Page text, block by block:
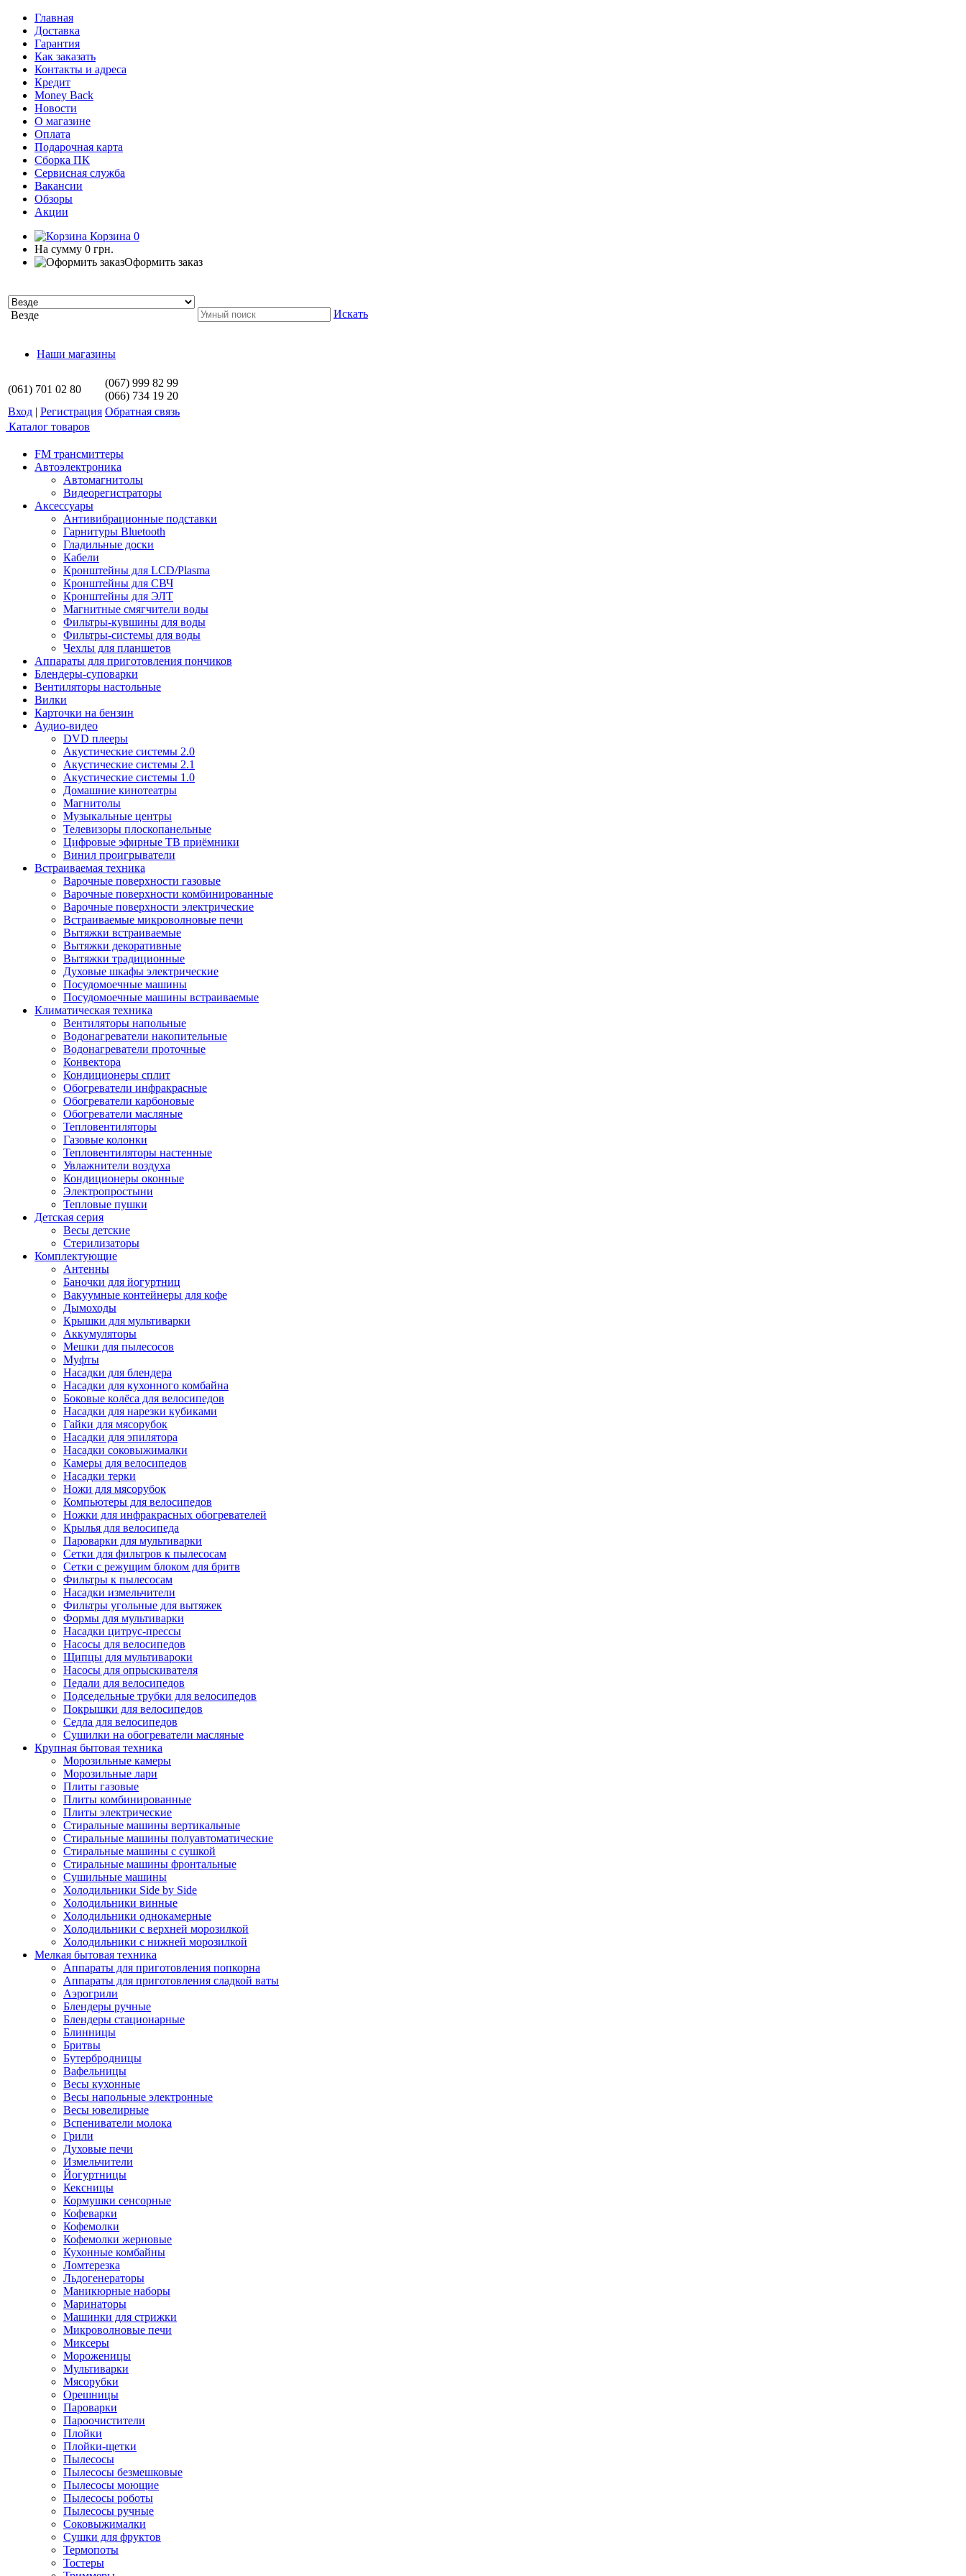
Главная
Доставка
Гарантия
Как заказать
Контакты и адреса
Кредит
Money Back
Новости
О магазине
Оплата
Подарочная карта
Сборка ПК
Сервисная служба
Вакансии
Обзоры
Акции
Корзина 0
На сумму 0 грн.
Оформить заказ
Везде Искать
Наши магазины
(061) 701 02 80
(067) 999 82 99
(066) 734 19 20
Вход | Регистрация Обратная связь
Каталог товаров
FM трансмиттеры
Автоэлектроника
Автомагнитолы
Видеорегистраторы
Аксессуары
Антивибрационные подставки
Гарнитуры Bluetooth
Гладильные доски
Кабели
Кронштейны для LCD/Plasma
Кронштейны для СВЧ
Кронштейны для ЭЛТ
Магнитные смягчители воды
Фильтры-кувшины для воды
Фильтры-системы для воды
Чехлы для планшетов
Аппараты для приготовления пончиков
Блендеры-суповарки
Вентиляторы настольные
Вилки
Карточки на бензин
Аудио-видео
DVD плееры
Акустические системы 2.0
Акустические системы 2.1
Акустические системы 1.0
Домашние кинотеатры
Магнитолы
Музыкальные центры
Телевизоры плоскопанельные
Цифровые эфирные ТВ приёмники
Винил проигрыватели
Встраиваемая техника
Варочные поверхности газовые
Варочные поверхности комбинированные
Варочные поверхности электрические
Встраиваемые микроволновые печи
Вытяжки встраиваемые
Вытяжки декоративные
Вытяжки традиционные
Духовые шкафы электрические
Посудомоечные машины
Посудомоечные машины встраиваемые
Климатическая техника
Вентиляторы напольные
Водонагреватели накопительные
Водонагреватели проточные
Конвектора
Кондиционеры сплит
Обогреватели инфракрасные
Обогреватели карбоновые
Обогреватели масляные
Тепловентиляторы
Газовые колонки
Тепловентиляторы настенные
Увлажнители воздуха
Кондиционеры оконные
Электропростыни
Тепловые пушки
Детская серия
Весы детские
Стерилизаторы
Комплектующие
Антенны
Баночки для йогуртниц
Вакуумные контейнеры для кофе
Дымоходы
Крышки для мультиварки
Аккумуляторы
Мешки для пылесосов
Муфты
Насадки для блендера
Насадки для кухонного комбайна
Боковые колёса для велосипедов
Насадки для нарезки кубиками
Гайки для мясорубок
Насадки для эпилятора
Насадки соковыжималки
Камеры для велосипедов
Насадки терки
Ножи для мясорубок
Компьютеры для велосипедов
Ножки для инфракрасных обогревателей
Крылья для велосипеда
Пароварки для мультиварки
Сетки для фильтров к пылесосам
Сетки с режущим блоком для бритв
Фильтры к пылесосам
Насадки измельчители
Фильтры угольные для вытяжек
Формы для мультиварки
Насадки цитрус-прессы
Насосы для велосипедов
Щипцы для мультивароки
Насосы для опрыскивателя
Педали для велосипедов
Подседельные трубки для велосипедов
Покрышки для велосипедов
Седла для велосипедов
Сушилки на обогреватели масляные
Крупная бытовая техника
Морозильные камеры
Морозильные лари
Плиты газовые
Плиты комбинированные
Плиты электрические
Стиральные машины вертикальные
Стиральные машины полуавтоматические
Стиральные машины с сушкой
Стиральные машины фронтальные
Сушильные машины
Холодильники Side by Side
Холодильники винные
Холодильники однокамерные
Холодильники с верхней морозилкой
Холодильники с нижней морозилкой
Мелкая бытовая техника
Аппараты для приготовления попкорна
Аппараты для приготовления сладкой ваты
Аэрогрили
Блендеры ручные
Блендеры стационарные
Блинницы
Бритвы
Бутербродницы
Вафельницы
Весы кухонные
Весы напольные электронные
Весы ювелирные
Вспениватели молока
Грили
Духовые печи
Измельчители
Йогуртницы
Кексницы
Кормушки сенсорные
Кофеварки
Кофемолки
Кофемолки жерновые
Кухонные комбайны
Ломтерезка
Льдогенераторы
Маникюрные наборы
Маринаторы
Машинки для стрижки
Микроволновые печи
Миксеры
Мороженицы
Мультиварки
Мясорубки
Орешницы
Пароварки
Пароочистители
Плойки
Плойки-щетки
Пылесосы
Пылесосы безмешковые
Пылесосы моющие
Пылесосы роботы
Пылесосы ручные
Соковыжималки
Сушки для фруктов
Термопоты
Тостеры